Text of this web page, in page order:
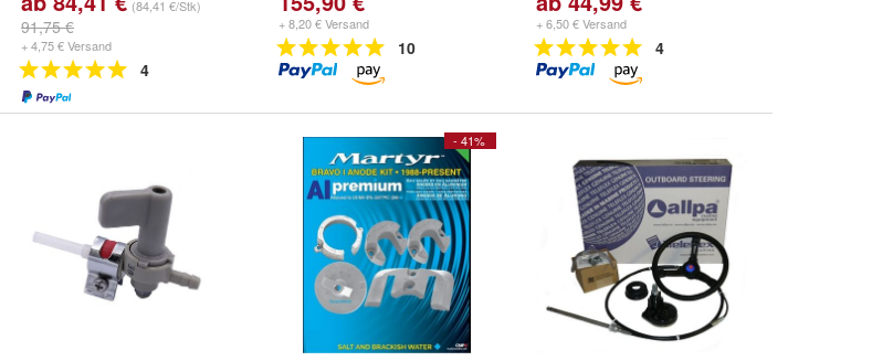
und2 - Impeller Kit
(84,41 €/Stk)
91,75 €
+ 4,75 € Versand
4
+ 8,20 € Versand
10
+ 6,50 € Versand
4
- 41%